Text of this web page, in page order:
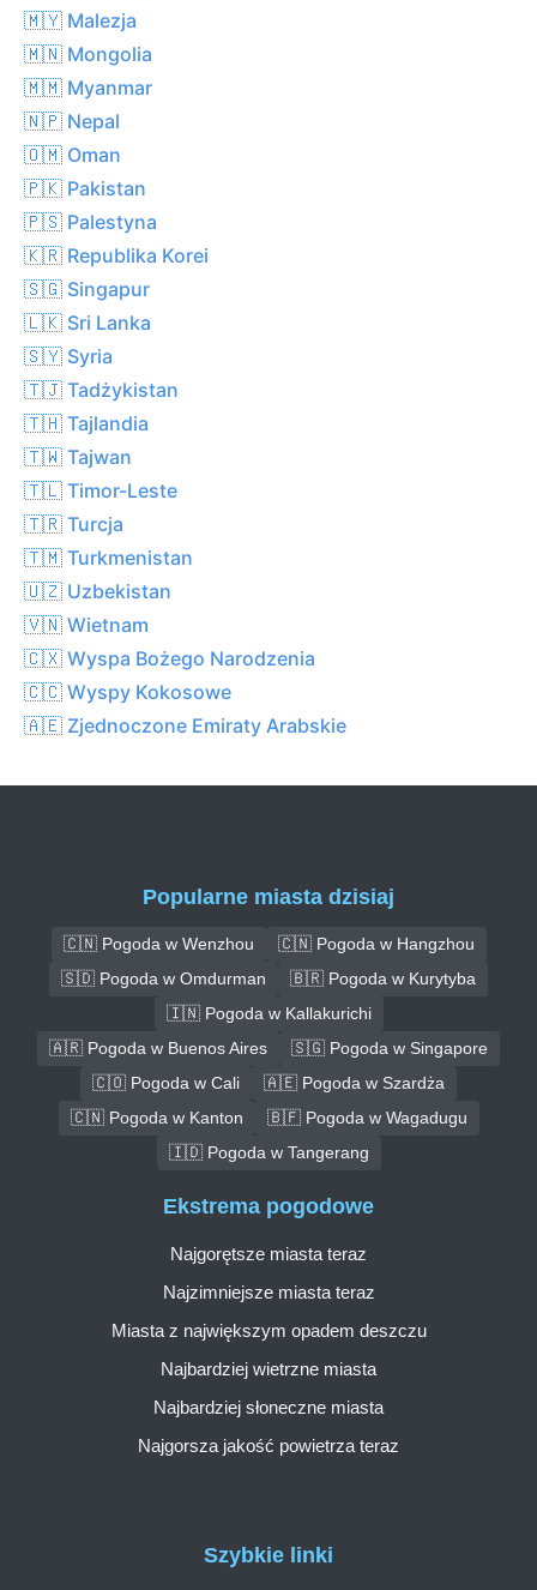
🇲🇾 Malezja
🇲🇳 Mongolia
🇲🇲 Myanmar
🇳🇵 Nepal
🇴🇲 Oman
🇵🇰 Pakistan
🇵🇸 Palestyna
🇰🇷 Republika Korei
🇸🇬 Singapur
🇱🇰 Sri Lanka
🇸🇾 Syria
🇹🇯 Tadżykistan
🇹🇭 Tajlandia
🇹🇼 Tajwan
🇹🇱 Timor-Leste
🇹🇷 Turcja
🇹🇲 Turkmenistan
🇺🇿 Uzbekistan
🇻🇳 Wietnam
🇨🇽 Wyspa Bożego Narodzenia
🇨🇨 Wyspy Kokosowe
🇦🇪 Zjednoczone Emiraty Arabskie
Popularne miasta dzisiaj
🇨🇳 Pogoda w Wenzhou
🇨🇳 Pogoda w Hangzhou
🇸🇩 Pogoda w Omdurman
🇧🇷 Pogoda w Kurytyba
🇮🇳 Pogoda w Kallakurichi
🇦🇷 Pogoda w Buenos Aires
🇸🇬 Pogoda w Singapore
🇨🇴 Pogoda w Cali
🇦🇪 Pogoda w Szardża
🇨🇳 Pogoda w Kanton
🇧🇫 Pogoda w Wagadugu
🇮🇩 Pogoda w Tangerang
Szybkie linki
Ekstrema pogodowe
Najgorętsze miasta teraz
Najzimniejsze miasta teraz
Miasta z największym opadem deszczu
Najbardziej wietrzne miasta
Najbardziej słoneczne miasta
Najgorsza jakość powietrza teraz